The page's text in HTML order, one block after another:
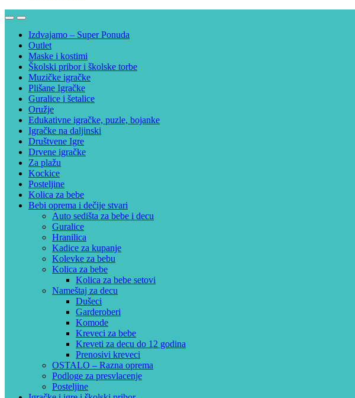
Izdvajamo – Super Ponuda
Outlet
Maske i kostimi
Školski pribor i školske torbe
Muzičke igračke
Plišane Igračke
Guralice i šetalice
Oružje
Edukativne igračke, puzle, bojanke
Igračke na daljinski
Društvene Igre
Drvene igračke
Za plažu
Kockice
Posteljine
Kolica za bebe
Bebi oprema i dečije stvari
Auto sedišta za bebe i decu
Guralice
Hranilica
Kadice za kupanje
Kolevke za bebu
Kolica za bebe
Kolica za bebe setovi
Nameštaj za decu
Dušeci
Garderoberi
Komode
Kreveci za bebe
Kreveti za decu do 12 godina
Prenosivi kreveci
OSTALO – Razna oprema
Podloge za presvlacenje
Posteljine